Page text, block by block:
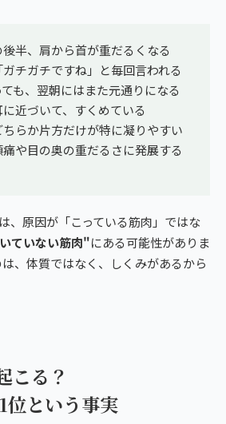
半、肩から首が重だるくなる
チガチですね」と毎回言われる
も、翌朝にはまた元通りになる
近づいて、すくめている
らか片方だけが特に凝りやすい
や目の奥の重だるさに発展する
、原因が「こっている筋肉」ではな
ていない筋肉"にある可能性がありま
、体質ではなく、しくみがあるから
こる？
位という事実